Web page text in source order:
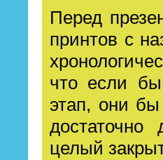
Перед
принтов с
что если
этап, они
целый